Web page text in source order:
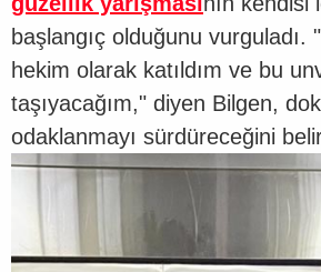
başlangıç olduğunu vurguladı.
hekim olarak katıldım ve bu
taşıyacağım," diyen Bilgen,
odaklanmayı sürdüreceğini